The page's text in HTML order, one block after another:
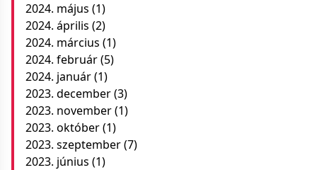
2024. május (1)
2024. április (2)
2024. március (1)
2024. február(5)
2024. január(1)
2023. december(3)
2023. november(1)
2023. október(1)
2023. szeptember(7)
2023. június (1)